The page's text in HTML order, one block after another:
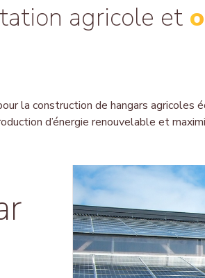
agricole et
la construction de hangars agricoles
d’énergie renouvelable et